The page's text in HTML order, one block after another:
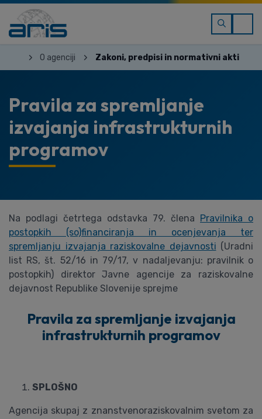
O agenciji Zakoni, predpisi in normativni akti
Pravila za spremljanje
izvajanja infrastrukturnih
programov
Na podlagi četrtega odstavka 79. člena Pravilnika o
postopkih (so)financiranja in ocenjevanja ter
spremljanju izvajanja raziskovalne dejavnosti (Uradni
list RS, št. 52/16 in 79/17, v nadaljevanju: pravilnik o
postopkih) direktor Javne agencije za raziskovalne
dejavnost Republike Slovenije sprejme
Pravila za spremljanje izvajanja
infrastrukturnih programov
SPLOŠNO
Agencija skupaj z znanstvenoraziskovalnim svetom za